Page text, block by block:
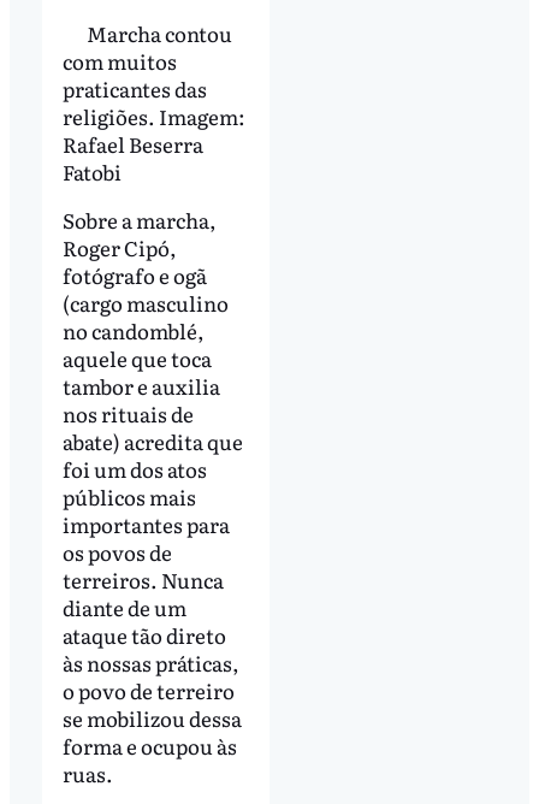
Marcha contou
com muitos
praticantes das
religiões. Imagem:
Rafael Beserra
Fatobi
Sobre a marcha,
Roger Cipó,
fotógrafo e ogã
(cargo masculino
no candomblé,
aquele que toca
tambor e auxilia
nos rituais de
abate) acredita que
foi um dos atos
públicos mais
importantes para
os povos de
terreiros. Nunca
diante de um
ataque tão direto
às nossas práticas,
o povo de terreiro
se mobilizou dessa
forma e ocupou às
ruas.